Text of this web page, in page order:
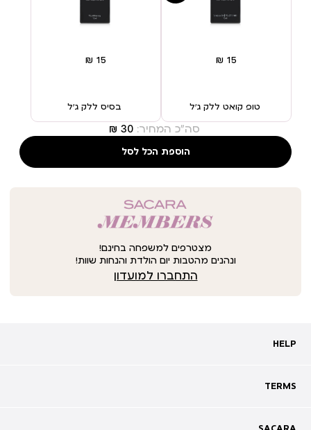
טופ קואט ללק ג’ל בסיס ללק ג’ל
סה"כ המחיר:
הוספת הכל לסל
מצטרפים למשפחה בחינם!
ונהנים מהטבות יום הולדת והנחות שוות!
התחברו למועדון
HELP
HELP
שאלות ותשובות
TERMS
TERMS
מדיניות פרטיות
SACARA